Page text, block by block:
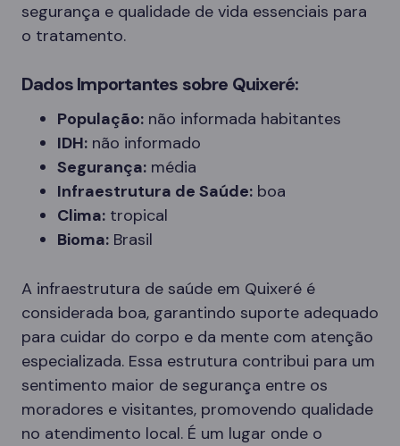
segurança e qualidade de vida essenciais para
o tratamento.
Dados Importantes sobre Quixeré:
População: não informada habitantes
IDH: não informado
Segurança: média
Infraestrutura de Saúde: boa
Clima: tropical
Bioma: Brasil
A infraestrutura de saúde em Quixeré é
considerada boa, garantindo suporte adequado
para cuidar do corpo e da mente com atenção
especializada. Essa estrutura contribui para um
sentimento maior de segurança entre os
moradores e visitantes, promovendo qualidade
no atendimento local. É um lugar onde o